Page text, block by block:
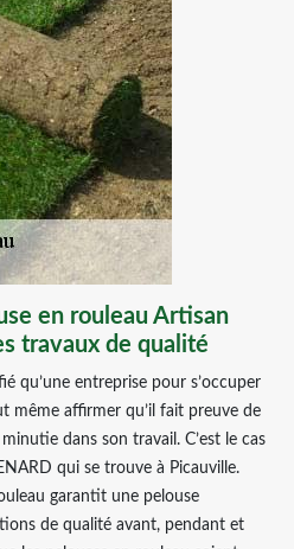
en rouleau Artisan
travaux de qualité
qu’une entreprise pour s’occuper
même affirmer qu’il fait preuve de
dans son travail. C’est le cas
qui se trouve à Picauville.
garantit une pelouse
de qualité avant, pendant et